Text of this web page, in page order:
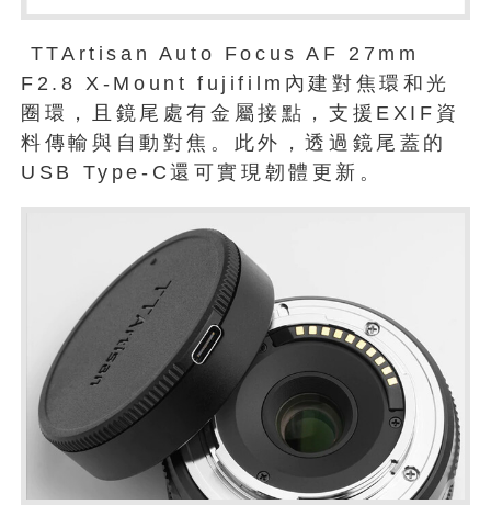
TTArtisan Auto Focus AF 27mm
F2.8 X-Mount fujifilm內建對焦環和光
圈環，且鏡尾處有金屬接點，支援EXIF資
料傳輸與自動對焦。此外，透過鏡尾蓋的
USB Type-C還可實現韌體更新。